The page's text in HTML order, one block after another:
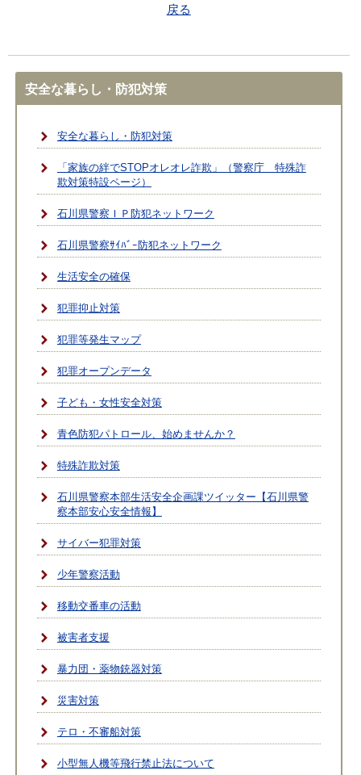
戻る
安全な暮らし・防犯対策
安全な暮らし・防犯対策
「家族の絆でSTOPオレオレ詐欺」（警察庁 特殊詐
欺対策特設ページ）
石川県警察ＩＰ防犯ネットワーク
石川県警察ｻｲﾊﾞｰ防犯ネットワーク
生活安全の確保
犯罪抑止対策
犯罪等発生マップ
犯罪オープンデータ
子ども・女性安全対策
青色防犯パトロール、始めませんか？
特殊詐欺対策
石川県警察本部生活安全企画課ツイッター【石川県警
察本部安心安全情報】
サイバー犯罪対策
少年警察活動
移動交番車の活動
被害者支援
暴力団・薬物銃器対策
災害対策
テロ・不審船対策
小型無人機等飛行禁止法について